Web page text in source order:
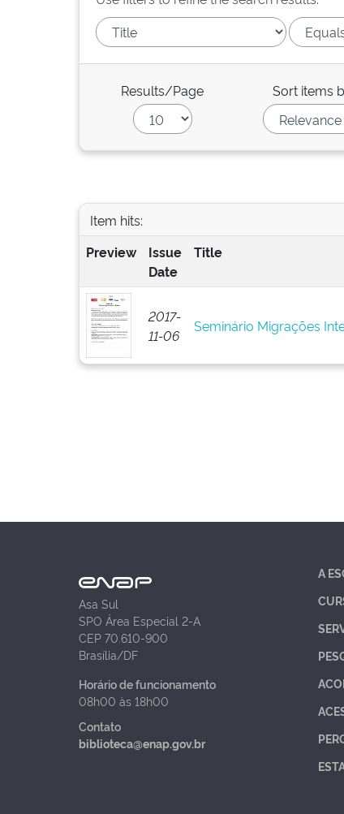
Results/Page Sort items
Item hits:
Preview
Issue
Date
Title
2017-
11-06
Seminário Migrações
Asa Sul
SPO Área Especial 2-A
CEP 70.610-900
Brasília/DF
Horário de funcionamento
08h00 às 18h00
Contato
biblioteca@enap.gov.br
A